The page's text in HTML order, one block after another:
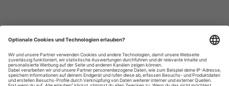
Datenschutzhinweise
Impressum